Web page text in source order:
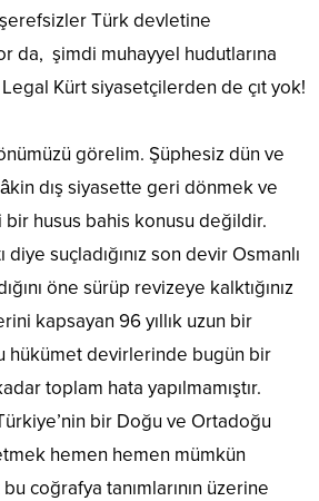
Türk devletine
da, şimdi muhayyel hudutlarına
Kürt siyasetçilerden de çıt yok!
görelim. Şüphesiz dün ve
dış siyasette geri dönmek ve
bir husus bahis konusu değildir.
suçladığınız son devir Osmanlı
öne sürüp revizeye kalktığınız
kapsayan 96 yıllık uzun bir
hükümet devirlerinde bugün bir
toplam hata yapılmamıştır.
bir Doğu ve Ortadoğu
hemen hemen mümkün
coğrafya tanımlarının üzerine